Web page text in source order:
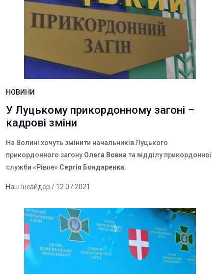
НОВИНИ
У Луцькому прикордонному загоні –
кадрові зміни
На Волині хочуть змінити начальників Луцького
прикордонного загону Олега Вовка та відділу прикордонної
служби «Рівне» Сергія Бондаренка.
Наш Інсайдер / 12.07.2021